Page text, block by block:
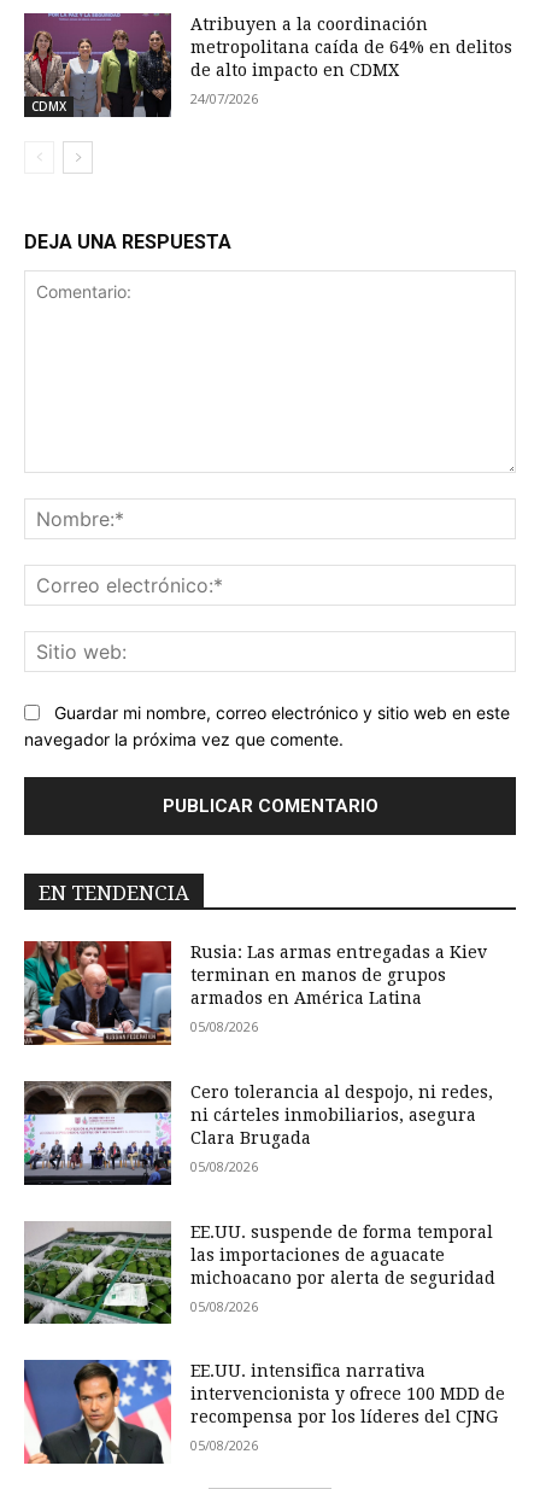
CDMX
Atribuyen a la coordinación
metropolitana caída de 64% en delitos
de alto impacto en CDMX
24/07/2026
DEJA UNA RESPUESTA
Guardar mi nombre, correo electrónico y sitio web en este
navegador la próxima vez que comente.
EN TENDENCIA
Rusia: Las armas entregadas a Kiev
terminan en manos de grupos
armados en América Latina
05/08/2026
Cero tolerancia al despojo, ni redes,
ni cárteles inmobiliarios, asegura
Clara Brugada
05/08/2026
EE.UU. suspende de forma temporal
las importaciones de aguacate
michoacano por alerta de seguridad
05/08/2026
EE.UU. intensifica narrativa
intervencionista y ofrece 100 MDD de
recompensa por los líderes del CJNG
05/08/2026